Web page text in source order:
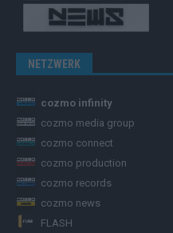
NETZWERK
cozmo infinity
cozmo media group
cozmo connect
cozmo production
cozmo records
cozmo news
FLASH